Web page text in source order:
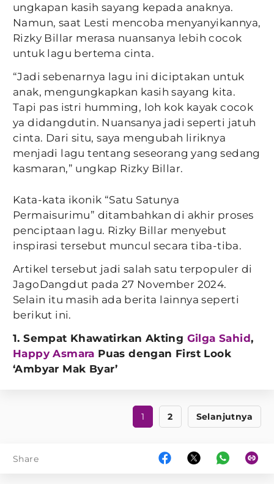
ungkapan kasih sayang kepada anaknya.
Namun, saat Lesti mencoba menyanyikannya,
Rizky Billar merasa nuansanya lebih cocok
untuk lagu bertema cinta.
“Jadi sebenarnya lagu ini diciptakan untuk
anak, mengungkapkan kasih sayang kita.
Tapi pas istri humming, loh kok kayak cocok
ya didangdutin. Nuansanya jadi seperti jatuh
cinta. Dari situ, saya mengubah liriknya
menjadi lagu tentang seseorang yang sedang
kasmaran,” ungkap Rizky Billar.
Kata-kata ikonik “Satu Satunya
Permaisurimu” ditambahkan di akhir proses
penciptaan lagu. Rizky Billar menyebut
inspirasi tersebut muncul secara tiba-tiba.
Artikel tersebut jadi salah satu terpopuler di
JagoDangdut pada 27 November 2024.
Selain itu masih ada berita lainnya seperti
berikut ini.
1. Sempat Khawatirkan Akting Gilga Sahid,
Happy Asmara Puas dengan First Look
‘Ambyar Mak Byar’
1 2 Selanjutnya
Share